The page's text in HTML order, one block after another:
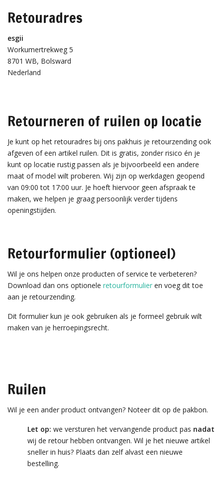
Retouradres
esgii
Workumertrekweg 5
8701 WB, Bolsward
Nederland
Retourneren of ruilen op locatie
Je kunt op het retouradres bij ons pakhuis je retourzending ook
afgeven of een artikel ruilen. Dit is gratis, zonder risico én je
kunt op locatie rustig passen als je bijvoorbeeld een andere
maat of model wilt proberen. Wij zijn op werkdagen geopend
van 09:00 tot 17:00 uur. Je hoeft hiervoor geen afspraak te
maken, we helpen je graag persoonlijk verder tijdens
openingstijden.
Retourformulier (optioneel)
Wil je ons helpen onze producten of service te verbeteren?
Download dan ons optionele retourformulier en voeg dit toe
aan je retourzending.
Dit formulier kun je ook gebruiken als je formeel gebruik wilt
maken van je herroepingsrecht.
Ruilen
Wil je een ander product ontvangen? Noteer dit op de pakbon.
Let op: we versturen het vervangende product pas nadat
wij de retour hebben ontvangen. Wil je het nieuwe artikel
sneller in huis? Plaats dan zelf alvast een nieuwe
bestelling.